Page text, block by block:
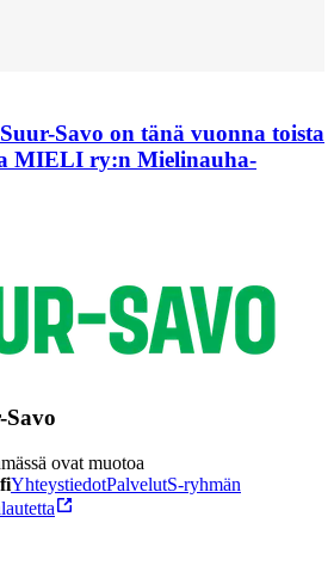
Savo on tänä vuonna toista
MIELI ry:n Mielinauha-
ovat muotoa
YhteystiedotPalvelutS-ryhmän